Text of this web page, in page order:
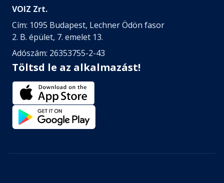
VOIZ Zrt.
Cím: 1095 Budapest, Lechner Ödön fasor
2. B. épület, 7. emelet 13.
Adószám: 26353755-2-43
Töltsd le az alkalmazást!